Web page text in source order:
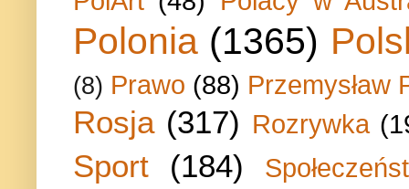
Polonia (1365)
(8) Prawo (88) Przemysław
Rosja (317) Rozrywka
Sport (184)